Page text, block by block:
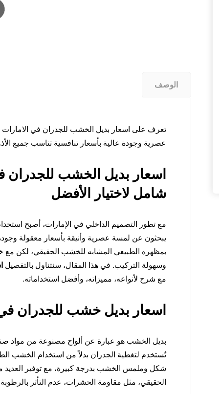
الوصف
تعرف على اسعار بديل الخشب للجدران في الامارات
عصرية وجودة عالية بأسعار تنافسية تناسب جميع
اسعار بديل الخشب للجدران
شامل لاختيار الأفضل
مع تطور التصميم الداخلي في الإمارات، أصبح
يبحثون عن لمسة عصرية وأنيقة بأسعار معقولة وجودة
بمظهره الطبيعي المشابه للخشب الحقيقي، لكن مع
وسهولة التركيب. في هذا المقال، سنتناول بالتفصيل
مع شرح لأنواعه، مميزاته، وأفضل استخداماته.
اسعار بديل خشب للجدران
تُستخدم لتغطية الجدران بدلاً من استخدام الخشب
شكل وملمس الخشب بدرجة كبيرة، مع توفير العديد
الحقيقي، مثل مقاومة الحشرات، عدم التأثر